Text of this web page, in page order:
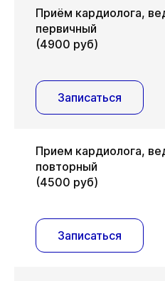
Приём кардиолога,
первичный
(4900 руб)
Записаться
Прием кардиолога,
повторный
(4500 руб)
Записаться